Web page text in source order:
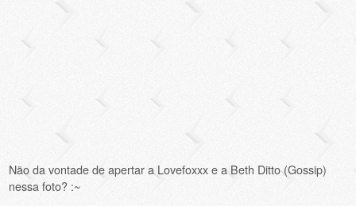
Não da vontade de apertar a Lovefoxxx e a Beth Ditto (Gossip)
nessa foto? :~